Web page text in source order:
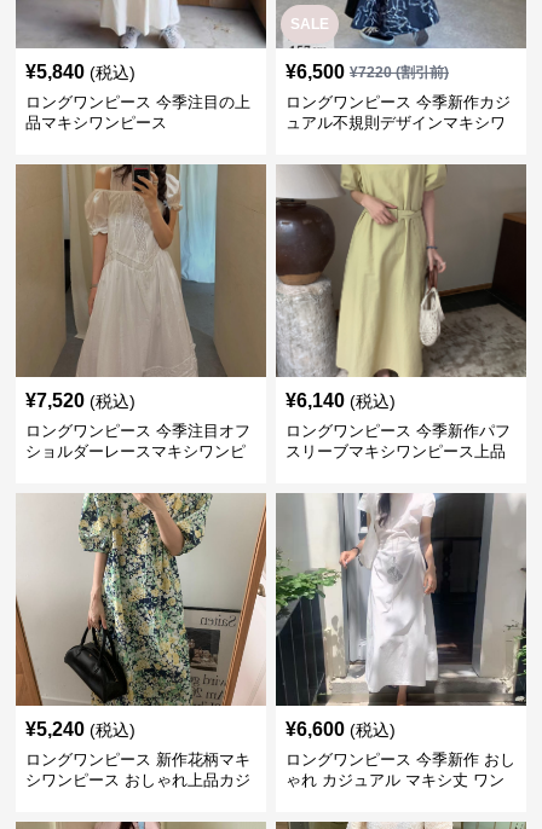
¥5,840 (税込)
ロングワンピース 今季注目の上
品マキシワンピース
SALE
¥6,500 ¥7220(割引前)
ロングワンピース 今季新作カジ
ュアル不規則デザインマキシワ
¥7,520 (税込)
ロングワンピース 今季注目オフ
ショルダーレースマキシワンピ
¥6,140 (税込)
ロングワンピース 今季新作パフ
スリーブマキシワンピース上品
¥5,240 (税込)
ロングワンピース 新作花柄マキ
シワンピース おしゃれ上品カジ
¥6,600 (税込)
ロングワンピース 今季新作 おし
ゃれ カジュアル マキシ丈 ワン